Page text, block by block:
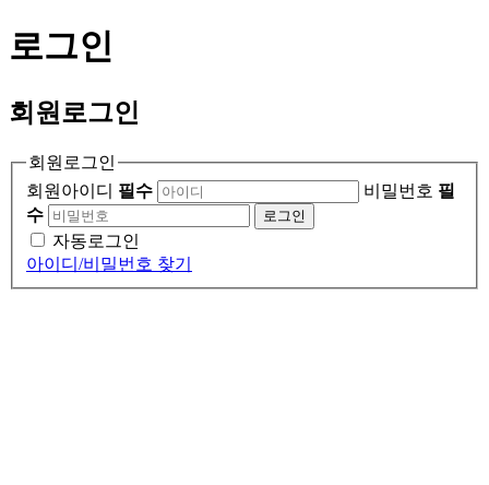
로그인
회원 로그인
회원로그인
회원아이디 필수 비밀번호 필
수
로그인
자동로그인
아이디/비밀번호 찾기